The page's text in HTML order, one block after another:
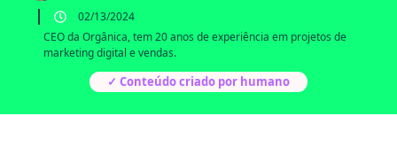
02/13/2024
CEO da Orgânica, tem 20 anos de experiência em projetos de
marketing digital e vendas.
✓ Conteúdo criado por humano